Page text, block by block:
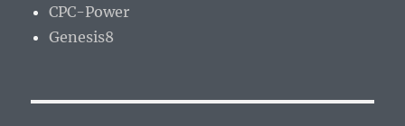
CPC-Power
Genesis8